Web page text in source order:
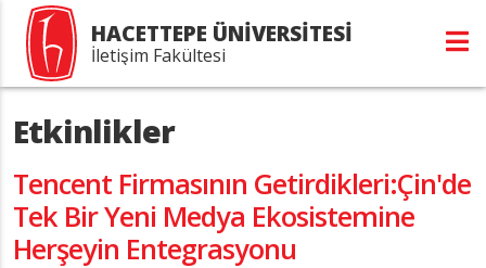
HACETTEPE ÜNİVERSİTESİ
İletişim Fakültesi
Etkinlikler
Tencent Firmasının Getirdikleri:Çin'de
Tek Bir Yeni Medya Ekosistemine
Herşeyin Entegrasyonu